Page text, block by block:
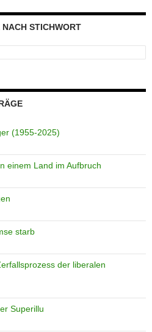
STICHWORT
(1955-2025)
einem Land im Aufbruch
starb
der liberalen
Superillu